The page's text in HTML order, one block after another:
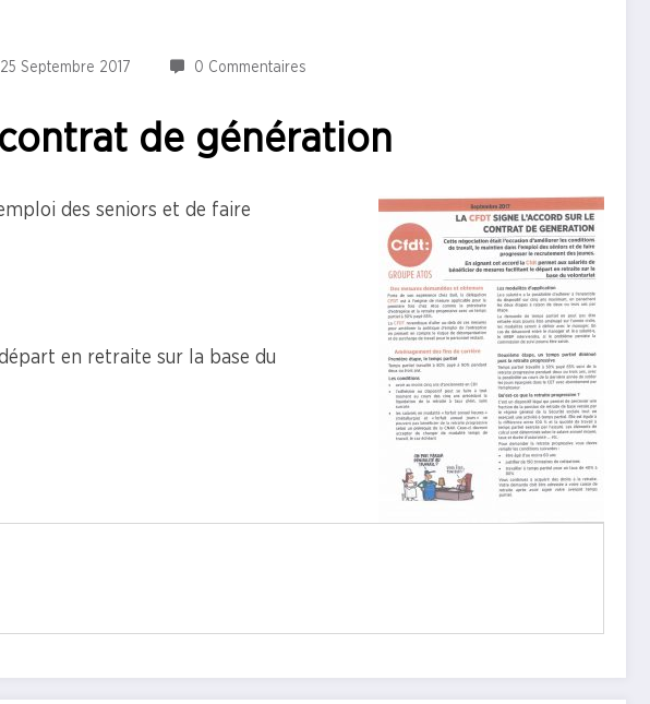
25 Septembre 2017 0 Commentaires
de génération
des seniors et de faire
en retraite sur la base du